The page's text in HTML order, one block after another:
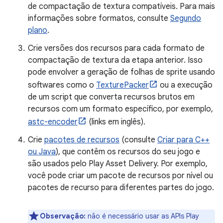
de compactação de textura compatíveis. Para mais
informações sobre formatos, consulte Segundo
plano.
Crie versões dos recursos para cada formato de
compactação de textura da etapa anterior. Isso
pode envolver a geração de folhas de sprite usando
softwares como o TexturePacker
ou a execução
de um script que converta recursos brutos em
recursos com um formato específico, por exemplo,
astc-encoder
(links em inglês).
Crie pacotes de recursos (consulte Criar para C++
ou Java), que contêm os recursos do seu jogo e
são usados pelo Play Asset Delivery. Por exemplo,
você pode criar um pacote de recursos por nível ou
pacotes de recurso para diferentes partes do jogo.
Observação: não é necessário usar as APIs Play